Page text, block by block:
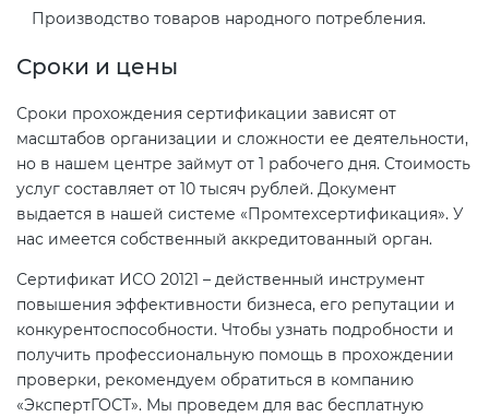
Производство товаров народного потребления.
Сроки и цены
Сроки прохождения сертификации зависят от
масштабов организации и сложности ее деятельности,
но в нашем центре займут от 1 рабочего дня. Стоимость
услуг составляет от 10 тысяч рублей. Документ
выдается в нашей системе «Промтехсертификация». У
нас имеется собственный аккредитованный орган.
Сертификат ИСО 20121 – действенный инструмент
повышения эффективности бизнеса, его репутации и
конкурентоспособности. Чтобы узнать подробности и
получить профессиональную помощь в прохождении
проверки, рекомендуем обратиться в компанию
«ЭкспертГОСТ». Мы проведем для вас бесплатную